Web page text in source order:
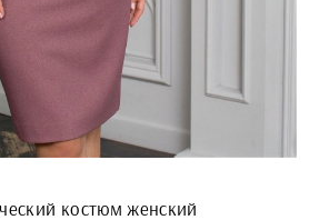
костюм женский